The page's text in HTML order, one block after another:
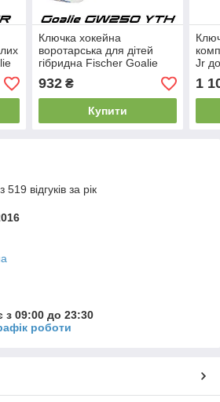
см
Ключка хокейна
воротарська для дітей
гібридна Fischer Goalie
Gw250 Yth довжина 46 см
932₴
Купити
Jr
1
відгуків за рік
з 09:00 до 23:30
роботи